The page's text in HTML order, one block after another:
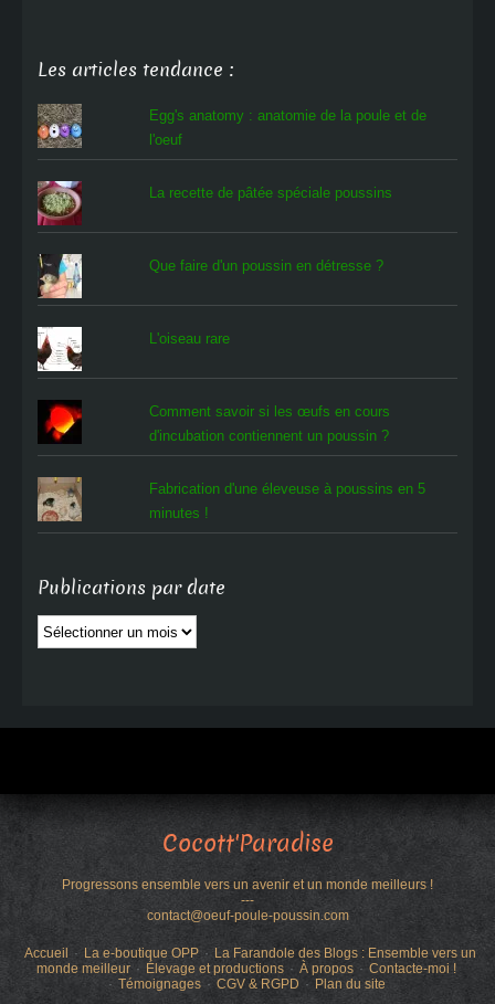
Les articles tendance :
Egg's anatomy : anatomie de la poule et de
l'oeuf
La recette de pâtée spéciale poussins
Que faire d'un poussin en détresse ?
L'oiseau rare
Comment savoir si les œufs en cours
d'incubation contiennent un poussin ?
Fabrication d'une éleveuse à poussins en 5
minutes !
Publications par date
Publications
par
Cocott'Paradise
Progressons ensemble vers un avenir et un monde meilleurs !
---
contact@oeuf-poule-poussin.com
Accueil La e-boutique OPP
La Farandole des Blogs : Ensemble vers un
monde meilleur
Élevage et productions À propos
Contacte-moi !
Témoignages
CGV & RGPD Plan du site